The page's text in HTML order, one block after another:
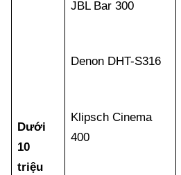
Dưới
10
triệu
JBL Bar 300
Denon DHT-S316
Klipsch Cinema
400